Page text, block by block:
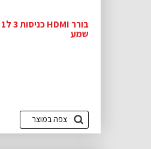
שמע
צפה במוצר